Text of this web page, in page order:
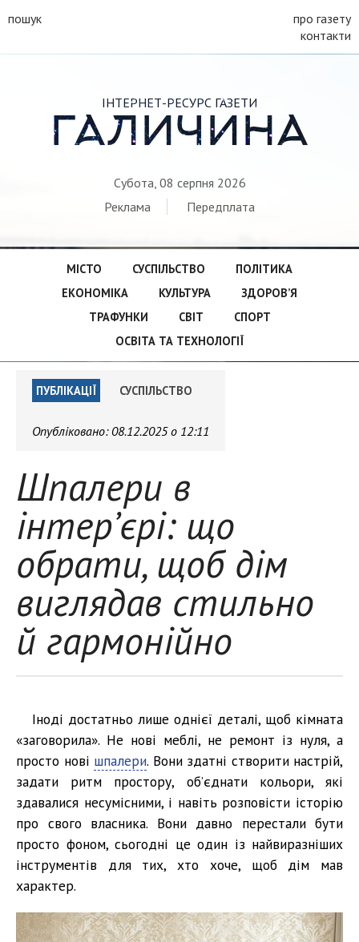
пошук
про газету
контакти
ІНТЕРНЕТ-РЕСУРС ГАЗЕТИ
ГАЛИЧИНА
Субота, 08 серпня 2026
Реклама
Передплата
МІСТО СУСПІЛЬСТВО
ПОЛІТИКА
ЕКОНОМІКА
КУЛЬТУРА
ЗДОРОВ’Я
ТРАФУНКИ
СВІТ
СПОРТ
ОСВІТА ТА ТЕХНОЛОГІЇ
ПУБЛІКАЦІЇ СУСПІЛЬСТВО
Опубліковано: 08.12.2025 о 12:11
Шпалери в
інтер’єрі: що
обрати, щоб дім
виглядав стильно
й гармонійно
Іноді достатньо лише однієї деталі, щоб кімната
«заговорила». Не нові меблі, не ремонт із нуля, а
просто нові шпалери. Вони здатні створити настрій,
задати ритм простору, об’єднати кольори, які
здавалися несумісними, і навіть розповісти історію
про свого власника. Вони давно перестали бути
просто фоном, сьогодні це один із найвиразніших
інструментів для тих, хто хоче, щоб дім мав
характер.